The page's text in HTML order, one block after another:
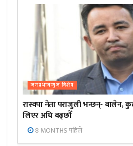
जनप्रभाबन्युज विशेष
रास्वपा नेता पराजुली भन्छन्- बालेन,
लिएर अघि बढ्छौँ
8 MONTHS पहिले